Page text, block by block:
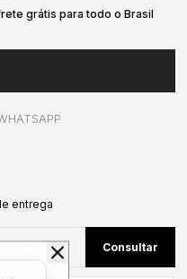
grátis para todo o Brasil